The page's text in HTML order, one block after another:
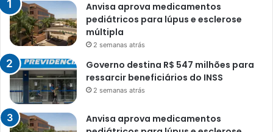
Anvisa aprova medicamentos
pediátricos para lúpus e esclerose
múltipla
2 semanas atrás
Governo destina R$ 547 milhões para
ressarcir beneficiários do INSS
2 semanas atrás
Anvisa aprova medicamentos